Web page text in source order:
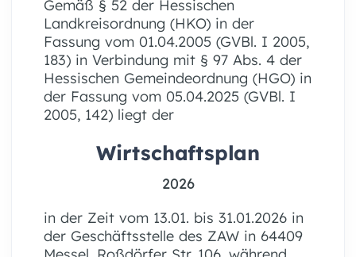
Gemäß § 52 der Hessischen
Landkreisordnung (HKO) in der
Fassung vom 01.04.2005 (GVBl. I 2005,
183) in Verbindung mit § 97 Abs. 4 der
Hessischen Gemeindeordnung (HGO) in
der Fassung vom 05.04.2025 (GVBl. I
2005, 142) liegt der
Wirtschaftsplan
2026
in der Zeit vom 13.01. bis 31.01.2026 in
der Geschäftsstelle des ZAW in 64409